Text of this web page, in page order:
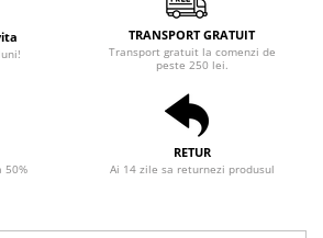
TRANSPORT GRATUIT
Transport gratuit la comenzi de
peste 250 lei.
50%
RETUR
Ai 14 zile sa returnezi produsul